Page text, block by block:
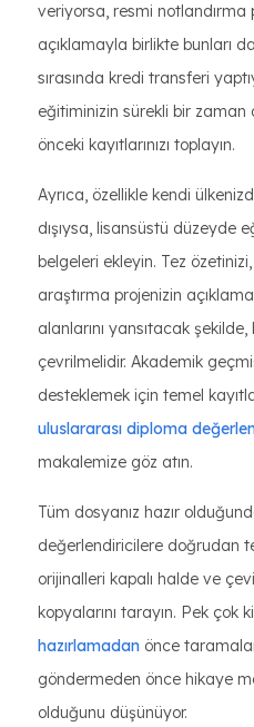
veriyorsa, resmi notlandırma
açıklamayla birlikte bunları
sırasında kredi transferi
eğitiminizin sürekli bir zaman
önceki kayıtlarınızı toplayın.
Ayrıca, özellikle kendi
dışıysa, lisansüstü düzeyde
belgeleri ekleyin. Tez
araştırma projenizin
alanlarını yansıtacak şekilde,
çevrilmelidir. Akademik
desteklemek için temel
uluslararası diploma
makalemize göz atın.
Tüm dosyanız hazır
değerlendiricilere doğrudan
orijinalleri kapalı halde ve
kopyalarını tarayın. Pek çok
hazırlamadan önce
göndermeden önce hikaye
olduğunu düşünüyor.